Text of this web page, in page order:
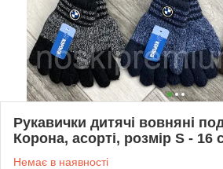
Рукавички дитячі вовняні
Корона, асорті, розмір S - 16
Немає в наявності